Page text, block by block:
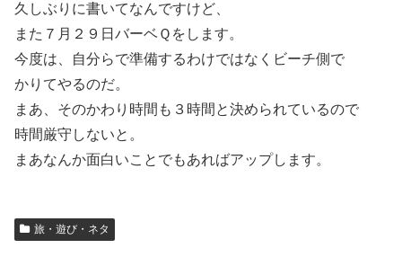
久しぶりに書いてなんですけど、
また７月２９日バーベＱをします。
今度は、自分らで準備するわけではなくビーチ側で
かりてやるのだ。
まあ、そのかわり時間も３時間と決められているので
時間厳守しないと。
まあなんか面白いことでもあればアップします。
旅・遊び・ネタ